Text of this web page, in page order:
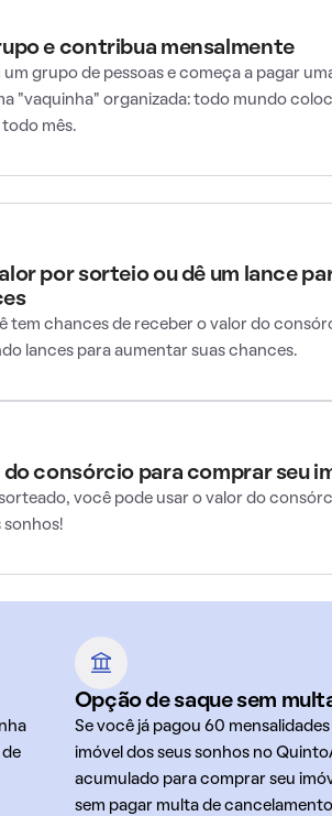
e contribua mensalmente
grupo de pessoas e começa a pagar
"vaquinha" organizada: todo mundo
mês.
por sorteio ou dê um lance
tem chances de receber o valor do
lances para aumentar suas chances.
do consórcio para comprar seu
você pode usar o valor do
sonhos!
de
Opção de saque sem
Se você já pagou 60
imóvel dos seus sonhos no
acumulado para comprar seu
sem pagar multa de